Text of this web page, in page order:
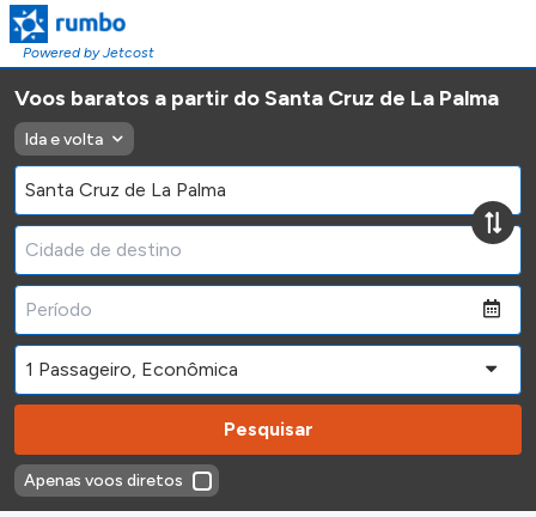
Powered by Jetcost
Voos baratos a partir do Santa Cruz de La Palma
Ida e volta
Pesquisar
Apenas voos diretos